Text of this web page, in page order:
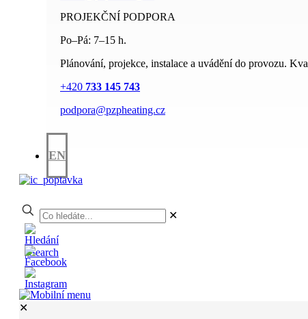
PROJEKČNÍ PODPORA
Po–Pá: 7–15 h.
Plánování, projekce, instalace a uvádění do provozu.
+420 733 145 743
podpora@pzpheating.cz
EN
✕
✕